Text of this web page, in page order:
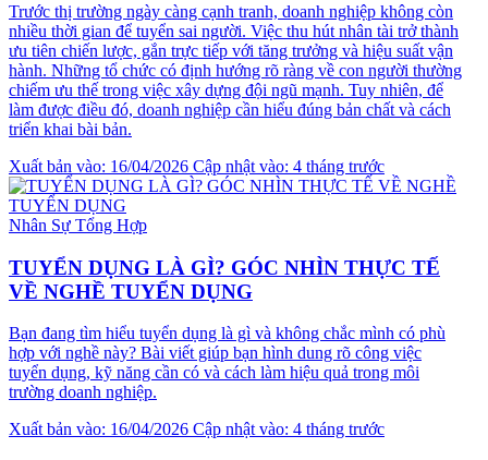
Trước thị trường ngày càng cạnh tranh, doanh nghiệp không còn
nhiều thời gian để tuyển sai người. Việc thu hút nhân tài trở thành
ưu tiên chiến lược, gắn trực tiếp với tăng trưởng và hiệu suất vận
hành. Những tổ chức có định hướng rõ ràng về con người thường
chiếm ưu thế trong việc xây dựng đội ngũ mạnh. Tuy nhiên, để
làm được điều đó, doanh nghiệp cần hiểu đúng bản chất và cách
triển khai bài bản.
Xuất bản vào: 16/04/2026 Cập nhật vào: 4 tháng trước
Nhân Sự Tổng Hợp
TUYỂN DỤNG LÀ GÌ? GÓC NHÌN THỰC TẾ
VỀ NGHỀ TUYỂN DỤNG
Bạn đang tìm hiểu tuyển dụng là gì và không chắc mình có phù
hợp với nghề này? Bài viết giúp bạn hình dung rõ công việc
tuyển dụng, kỹ năng cần có và cách làm hiệu quả trong môi
trường doanh nghiệp.
Xuất bản vào: 16/04/2026 Cập nhật vào: 4 tháng trước